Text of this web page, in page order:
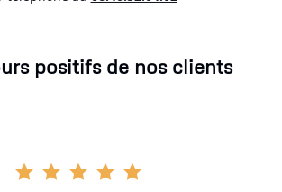
positifs de nos clients